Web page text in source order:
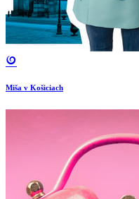
Miša v Košiciach